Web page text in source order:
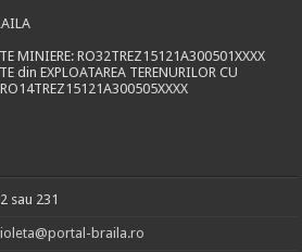
MINIERE: RO32TREZ15121A300501XXXX
din EXPLOATAREA TERENURILOR CU
sau 231
braila.ro